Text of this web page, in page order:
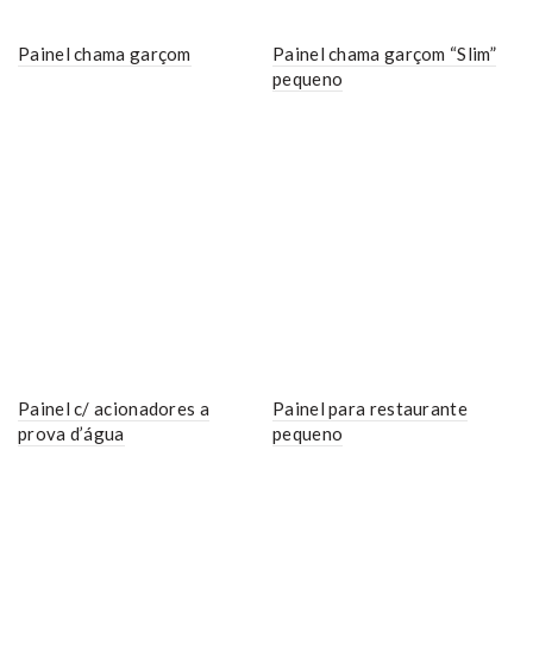
Painel chama garçom
Painel chama garçom “Slim”
pequeno
Painel c/ acionadores a
prova d’água
Painel para restaurante
pequeno